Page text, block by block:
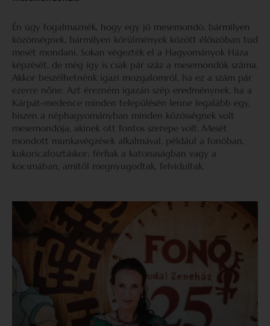
Én úgy fogalmaznék, hogy egy jó mesemondó, bármilyen
közönségnek, bármilyen körülmények között élőszóban tud
mesét mondani. Sokan végezték el a Hagyományok Háza
képzését, de még így is csak pár száz a mesemondók száma.
Akkor beszélhetnénk igazi mozgalomról, ha ez a szám pár
ezerre nőne. Azt érezném igazán szép eredménynek, ha a
Kárpát-medence minden településén lenne legalább egy,
hiszen a néphagyományban minden közösségnek volt
mesemondója, akinek ott fontos szerepe volt. Mesét
mondott munkavégzések alkalmával, például a fonóban,
kukoricafosztáskor; férfiak a katonaságban vagy a
kocsmában, amitől megnyugodtak, felvidultak.